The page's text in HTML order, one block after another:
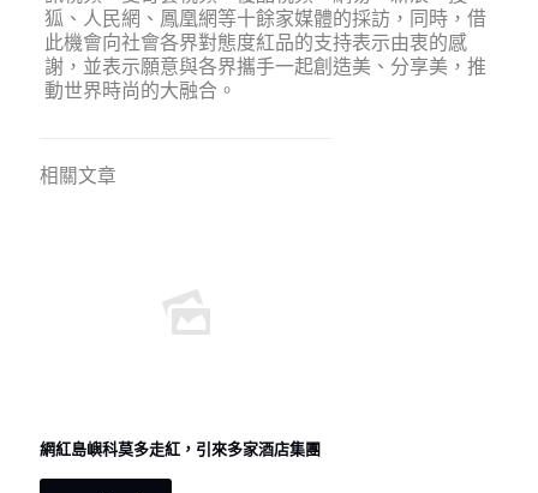
狐、人民網、鳳凰網等十餘家媒體的採訪，同時，借
此機會向社會各界對態度紅品的支持表示由衷的感
謝，並表示願意與各界攜手一起創造美、分享美，推
動世界時尚的大融合。
相關文章
網紅島嶼科莫多走紅，引來多家酒店集團